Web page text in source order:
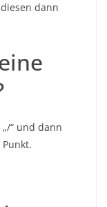
dann
“ und dann